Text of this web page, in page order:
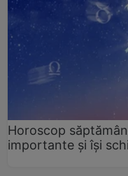
Horoscop
importante și își